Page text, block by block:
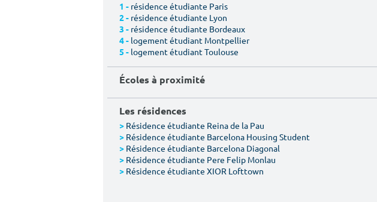
1 - résidence étudiante Paris
2 - résidence étudiante Lyon
3 - résidence étudiante Bordeaux
4 - logement étudiant Montpellier
5 - logement étudiant Toulouse
Écoles à proximité
Les résidences
> Résidence étudiante Reina de la Pau
> Résidence étudiante Barcelona Housing Student
> Résidence étudiante Barcelona Diagonal
> Résidence étudiante Pere Felip Monlau
> Résidence étudiante XIOR Lofttown